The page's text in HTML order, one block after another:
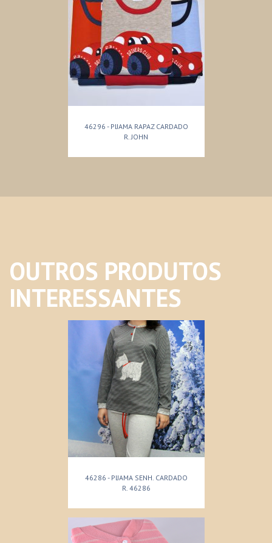
46296 - PIJAMA RAPAZ CARDADO
R. JOHN
OUTROS PRODUTOS
INTERESSANTES
46286 - PIJAMA SENH. CARDADO
R. 46286